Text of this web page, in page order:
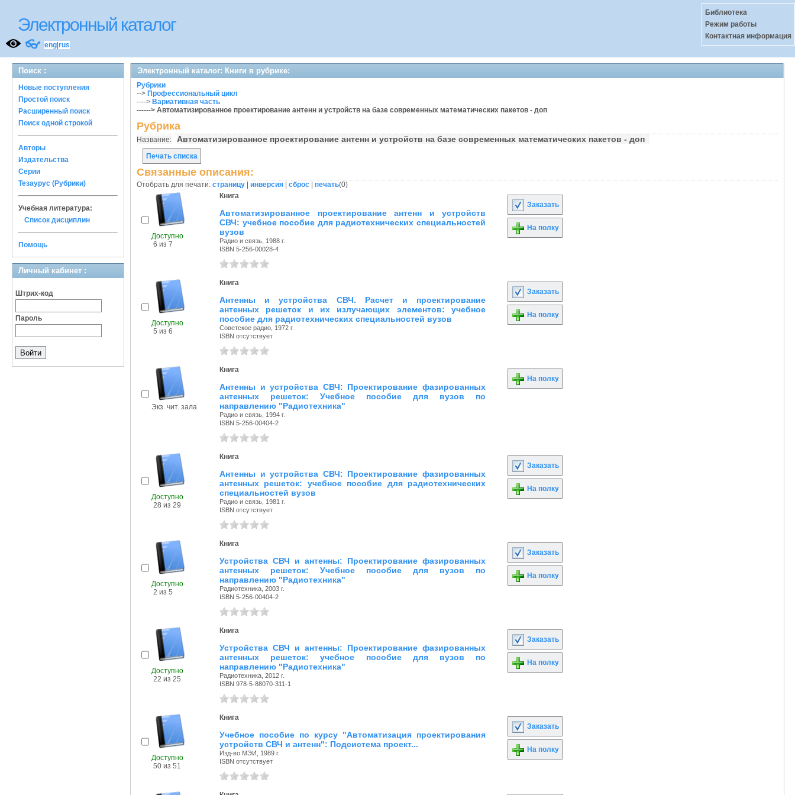
Электронный каталог
👓 eng rus
Библиотека
Режим работы
Контактная информация
Поиск :
Новые поступления
Простой поиск
Расширенный поиск
Поиск одной строкой
Авторы
Издательства
Серии
Тезаурус (Рубрики)
Учебная литература:
Список дисциплин
Помощь
Личный кабинет :
Штрих-код
Пароль
Электронный каталог: Книги в рубрике:
Рубрики
--> Профессиональный цикл
----> Вариативная часть
------> Автоматизированное проектирование антенн и устройств на базе современных математических пакетов - доп
Рубрика
Название: Автоматизированное проектирование антенн и устройств на базе современных математических пакетов - доп
Печать списка
Связанные описания:
Отобрать для печати: страницу инверсия сброс печать(0)
Доступно
6 из 7
Книга
Автоматизированное проектирование антенн и устройств
СВЧ: учебное пособие для радиотехнических специальностей
вузов
Радио и связь, 1988 г.
ISBN 5-256-00028-4
Заказать
На полку
Доступно
5 из 6
Книга
Антенны и устройства СВЧ. Расчет и проектирование
антенных решеток и их излучающих элементов: учебное
пособие для радиотехнических специальностей вузов
Советское радио, 1972 г.
ISBN отсутствует
Заказать
На полку
Экз. чит. зала
Книга
Антенны и устройства СВЧ: Проектирование фазированных
антенных решеток: Учебное пособие для вузов по
направлению "Радиотехника"
Радио и связь, 1994 г.
ISBN 5-256-00404-2
На полку
Доступно
28 из 29
Книга
Антенны и устройства СВЧ: Проектирование фазированных
антенных решеток: учебное пособие для радиотехнических
специальностей вузов
Радио и связь, 1981 г.
ISBN отсутствует
Заказать
На полку
Доступно
2 из 5
Книга
Устройства СВЧ и антенны: Проектирование фазированных
антенных решеток: Учебное пособие для вузов по
направлению "Радиотехника"
Радиотехника, 2003 г.
ISBN 5-256-00404-2
Заказать
На полку
Доступно
22 из 25
Книга
Устройства СВЧ и антенны: Проектирование фазированных
антенных решеток: учебное пособие для вузов по
направлению "Радиотехника"
Радиотехника, 2012 г.
ISBN 978-5-88070-311-1
Заказать
На полку
Доступно
50 из 51
Книга
Учебное пособие по курсу "Автоматизация проектирования
устройств СВЧ и антенн": Подсистема проект...
Изд-во МЭИ, 1989 г.
ISBN отсутствует
Заказать
На полку